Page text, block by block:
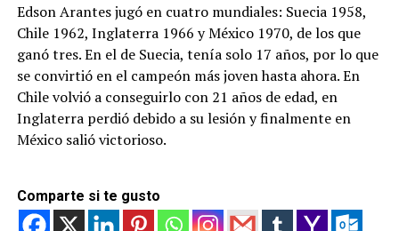
Edson Arantes jugó en cuatro mundiales: Suecia 1958,
Chile 1962, Inglaterra 1966 y México 1970, de los que
ganó tres. En el de Suecia, tenía solo 17 años, por lo que
se convirtió en el campeón más joven hasta ahora. En
Chile volvió a conseguirlo con 21 años de edad, en
Inglaterra perdió debido a su lesión y finalmente en
México salió victorioso.
Comparte si te gusto